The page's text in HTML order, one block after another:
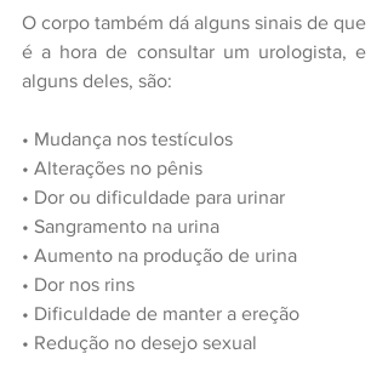
O corpo também dá alguns sinais de que
é a hora de consultar um urologista, e
alguns deles, são:
• Mudança nos testículos
• Alterações no pênis
• Dor ou dificuldade para urinar
• Sangramento na urina
• Aumento na produção de urina
• Dor nos rins
• Dificuldade de manter a ereção
• Redução no desejo sexual